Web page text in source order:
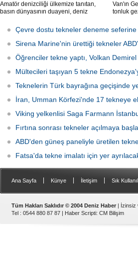
Amatör denizciliği ülkemize tanıtan,
basın dünyasının duayeni, deniz
isimli klasik yelkenli, Klasik Tekneler
Platformu tarafından düzenlenen
“Yedinci Klasik Tekneler Buluşması’’
kapsamında gerçekleştirilen törenle
Rahmi M. Koç Müzesi Denizcilik
Van'ın
tonluk
Çevre dostu tekneler deneme seferine
Sirena Marine'nin ürettiği tekneler
Öğrenciler tekne yaptı, Volkan Demirel
Mültecileri taşıyan 5 tekne
Teknelerin Türk bayrağına geçişinde
İran, Umman Körfezi'nde 17 tekneye
Viking yelkenlisi Saga Farmann
Fırtına sonrası tekneler açılmaya
ABD'den güneş paneliyle üretilen
Fatsa'da tekne imalatı için yer
Ana Sayfa Künye İletişim Sık
Tüm Hakları Saklıdır © 2004 Deniz Haber | İzinsiz
Tel : 0544 880 87 87 | Haber Scripti: CM Bilişim